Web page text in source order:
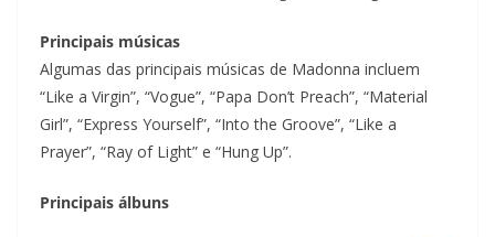
Principais músicas
Algumas das principais músicas de Madonna incluem
“Like a Virgin”, “Vogue”, “Papa Don’t Preach”, “Material
Girl”, “Express Yourself”, “Into the Groove”, “Like a
Prayer”, “Ray of Light” e “Hung Up”.
Principais álbuns